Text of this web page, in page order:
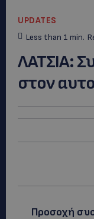
UPDATES
Less than 1 min.
ΛΑΤΣΙΑ:
στον
Προσοχή